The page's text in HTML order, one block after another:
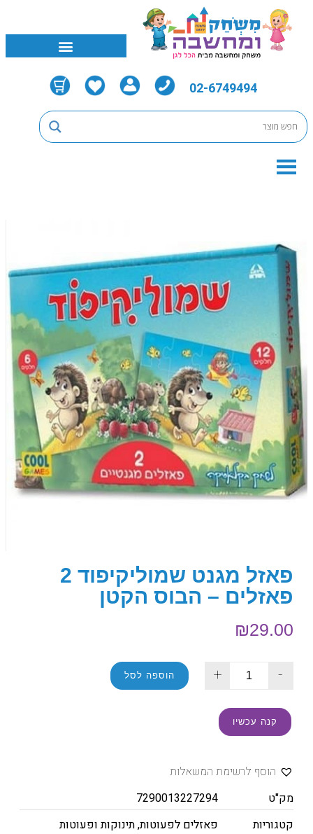
02-6749494
פאזל מגנט שמוליקיפוד 2
פאזלים – הבוס הקטן
₪29.00
-
+ הוספה לסל
קנה עכשיו
הוסף לרשימת המשאלות
מק"ט
7290013227294
קטגוריות
פאזלים לפעוטות,תינוקות ופעוטות